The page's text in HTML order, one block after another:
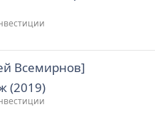
Всемирнов]
(2019)